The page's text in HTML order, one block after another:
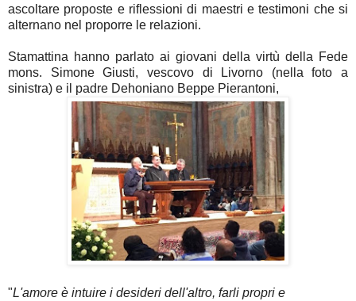
ascoltare proposte e riflessioni di maestri e testimoni che si
alternano nel proporre le relazioni.
Stamattina hanno parlato ai giovani della virtù della Fede
mons. Simone Giusti, vescovo di Livorno (nella foto a
sinistra) e il padre Dehoniano Beppe Pierantoni,
"L'amore è intuire i desideri dell'altro, farli propri e